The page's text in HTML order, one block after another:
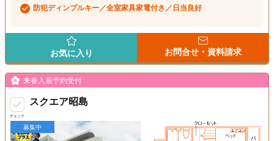
防犯ディンプルキー／全室家具家電付き／日当良好
お気に入り お問合せ・資料請求
チェック
来春入居予約受付
スクエア昭島
募集中